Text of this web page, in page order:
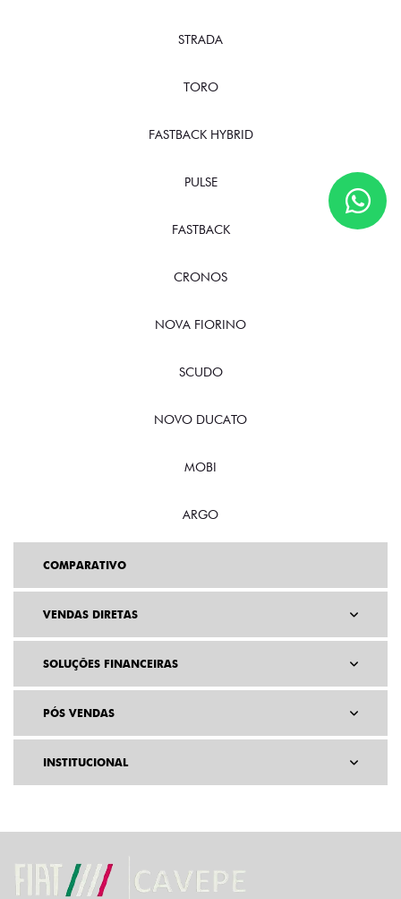
STRADA
TORO
FASTBACK HYBRID
PULSE
FASTBACK
CRONOS
NOVA FIORINO
SCUDO
NOVO DUCATO
MOBI
ARGO
COMPARATIVO
VENDAS DIRETAS
SOLUÇÕES FINANCEIRAS
PÓS VENDAS
INSTITUCIONAL